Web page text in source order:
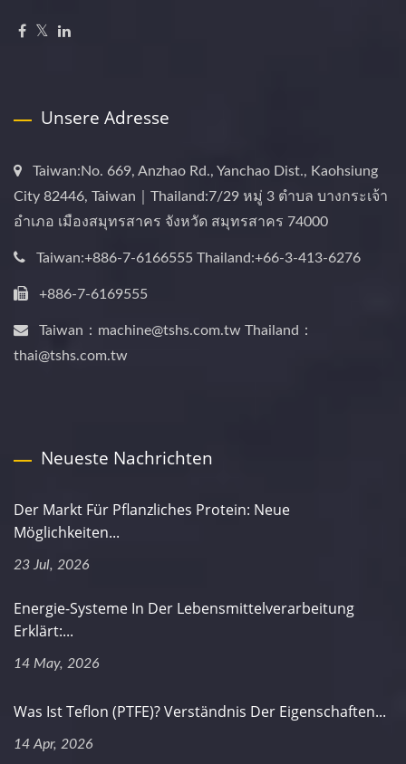
Unsere Adresse
Taiwan:No. 669, Anzhao Rd., Yanchao Dist., Kaohsiung
City 82446, Taiwan｜Thailand:7/29 หมู่ 3 ตำบล บางกระเจ้า
อำเภอ เมืองสมุทรสาคร จังหวัด สมุทรสาคร 74000
Taiwan:+886-7-6166555 Thailand:+66-3-413-6276
+886-7-6169555
Taiwan：machine@tshs.com.tw Thailand：
thai@tshs.com.tw
Neueste Nachrichten
Der Markt Für Pflanzliches Protein: Neue
Möglichkeiten...
23 Jul, 2026
Energie-Systeme In Der Lebensmittelverarbeitung
Erklärt:...
14 May, 2026
Was Ist Teflon (PTFE)? Verständnis Der Eigenschaften...
14 Apr, 2026